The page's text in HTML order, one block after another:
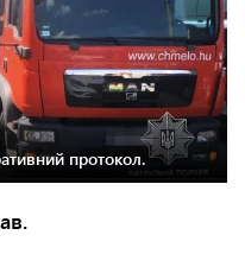
протокол.